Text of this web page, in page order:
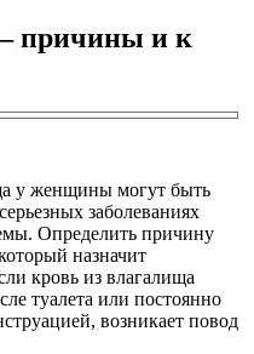
причины и к
у женщины могут быть
заболеваниях
Определить причину
назначит
кровь из влагалища
туалета или постоянно
возникает повод